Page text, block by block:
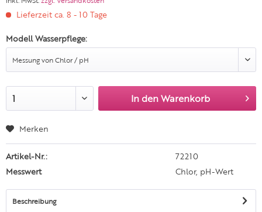
Lieferzeit ca. 8 - 10 Tage
Modell Wasserpflege:
In den Warenkorb
Merken
Artikel-Nr.:
72210
Messwert
Chlor, pH-Wert
Beschreibung